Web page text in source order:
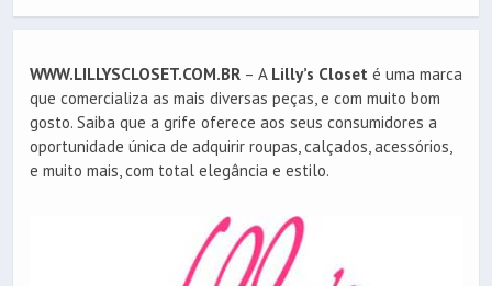
WWW.LILLYSCLOSET.COM.BR – A Lilly’s Closet é uma marca
que comercializa as mais diversas peças, e com muito bom
gosto. Saiba que a grife oferece aos seus consumidores a
oportunidade única de adquirir roupas, calçados, acessórios,
e muito mais, com total elegância e estilo.